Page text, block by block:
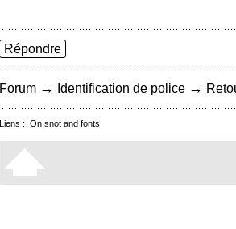
Répondre
Forum → Identification de police →
Liens : On snot and fonts